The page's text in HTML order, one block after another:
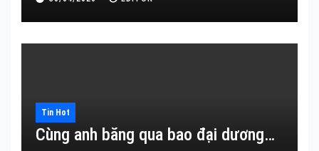
Tin Hot
Cùng anh băng qua bao đại dương…